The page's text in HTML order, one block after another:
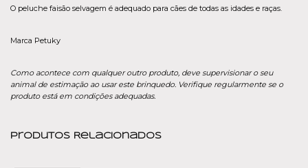
O peluche faisão selvagem é adequado para cães de todas as idades e raças.
Marca Petuky
Como acontece com qualquer outro produto, deve supervisionar o seu
animal de estimação ao usar este brinquedo. Verifique regularmente se o
produto está em condições adequadas.
Produtos Relacionados